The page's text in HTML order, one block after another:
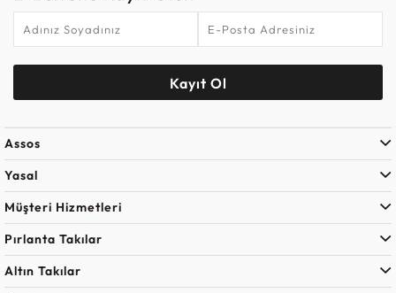
Kayıt Ol
Assos
Yasal
Müşteri Hizmetleri
Pırlanta Takılar
Altın Takılar